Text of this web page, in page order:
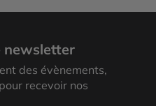
newsletter
des évènements,
recevoir nos